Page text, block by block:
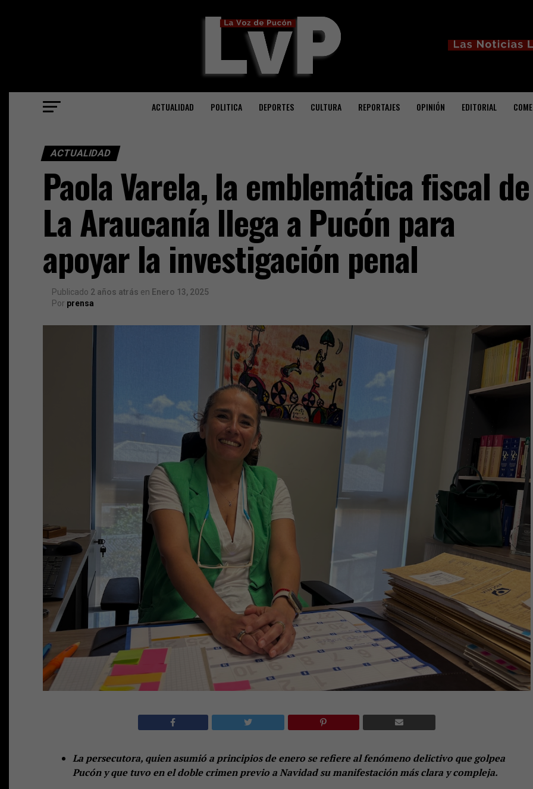
ACTUALIDAD POLITICA DEPORTES CULTURA REPORTAJES OPINIÓN EDITORIAL
ACTUALIDAD
Paola Varela, la emblemática fiscal de
La Araucanía llega a Pucón para
apoyar la investigación penal
Publicado 2 años atrás en Enero 13, 2025
Por prensa
La persecutora, quien asumió a principios de enero se refiere al fenómeno delictivo que golpea
Pucón y que tuvo en el doble crimen previo a Navidad su manifestación más clara y compleja.